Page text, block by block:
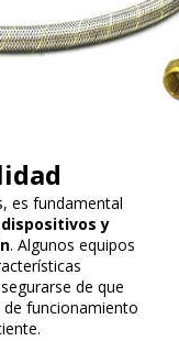
es fundamental
y
. Algunos equipos
de que
funcionamiento